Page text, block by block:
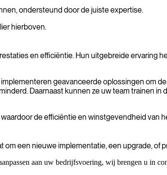
ondersteund door de juiste expertise.
hierboven.
en efficiëntie. Hun uitgebreide ervaring
geavanceerde oplossingen om
Daarnaast kunnen ze uw team trainen
de efficiëntie en winstgevendheid van
een nieuwe implementatie, een upgrade, of
aan uw bedrijfsvoering, wij brengen u in